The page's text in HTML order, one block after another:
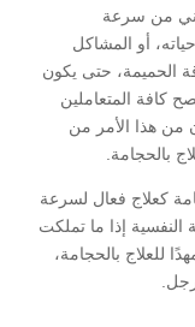
من سرعة
أو المشاكل
الحميمة، حتى يكون
كافة المتعاملين
من هذا الأمر من
بالحجامة.
كعلاج فعال لسرعة
النفسية إذا ما تملكت
للعلاج بالحجامة،